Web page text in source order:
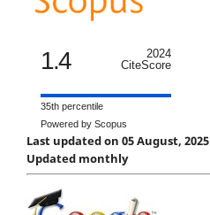
1.4
2024
CiteScore
35th percentile
Powered by Scopus
Last updated on 05 August, 2025
Updated monthly